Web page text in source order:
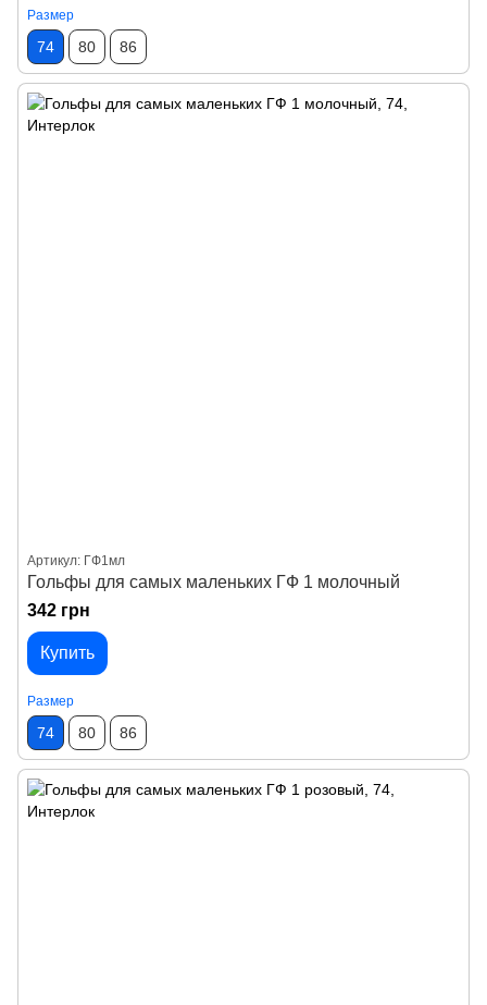
Размер
74 80 86
Артикул: ГФ1мл
Гольфы для самых маленьких ГФ 1 молочный
342 грн
Купить
Размер
74 80 86